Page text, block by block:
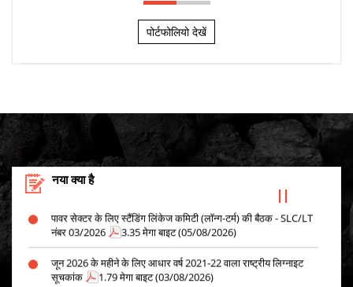
पोर्टफोलियो देखें
नया क्या है
Consolidated Pre-Application Queries and Ministry of
Coal Responses on Surface Coal/Lignite Gasification
Projects
पावर सेक्टर के लिए स्टैंडिंग लिंकेज कमिटी (लॉन्ग-टर्म) की बैठक - SLC/LT
नंबर 03/2026
3.35 मेगा बाइट (05/08/2026)
जून 2026 के महीने के लिए आधार वर्ष 2021-22 वाला राष्ट्रीय लिग्नाइट
सूचकांक
1.79 मेगा बाइट (03/08/2026)